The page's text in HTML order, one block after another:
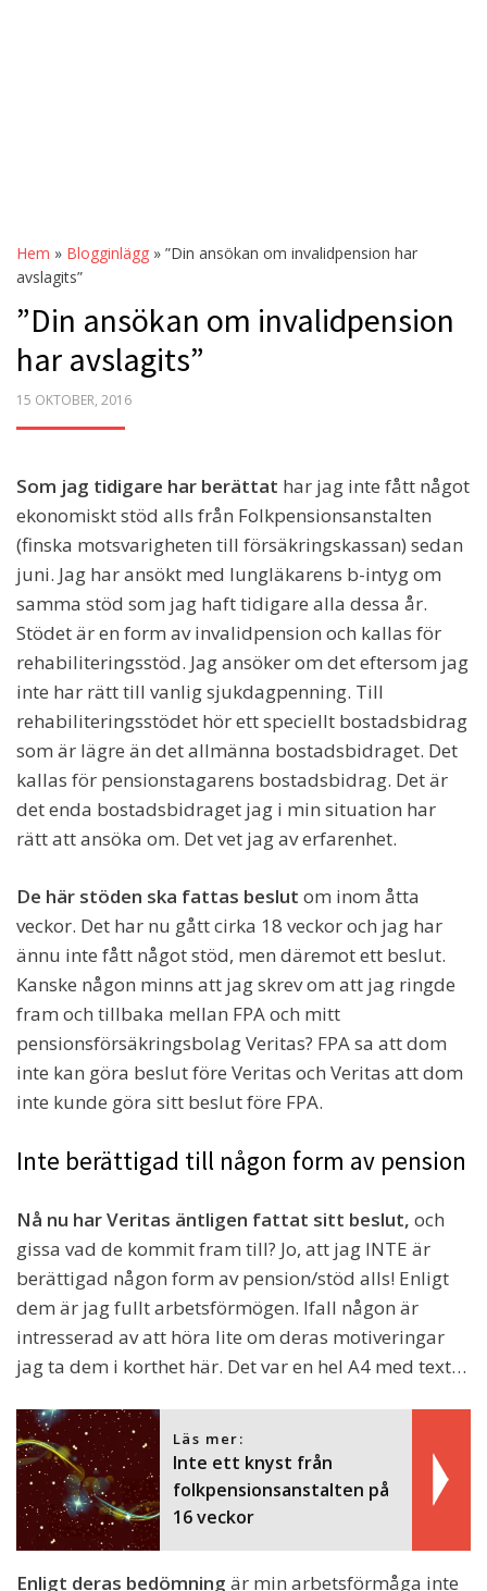
Hem » Blogginlägg » ”Din ansökan om invalidpension har
avslagits”
”Din ansökan om invalidpension
har avslagits”
POSTED
15 OKTOBER, 2016
Som jag tidigare har berättat har jag inte fått något
ekonomiskt stöd alls från Folkpensionsanstalten
(finska motsvarigheten till försäkringskassan) sedan
juni. Jag har ansökt med lungläkarens b-intyg om
samma stöd som jag haft tidigare alla dessa år.
Stödet är en form av invalidpension och kallas för
rehabiliteringsstöd. Jag ansöker om det eftersom jag
inte har rätt till vanlig sjukdagpenning. Till
rehabiliteringsstödet hör ett speciellt bostadsbidrag
som är lägre än det allmänna bostadsbidraget. Det
kallas för pensionstagarens bostadsbidrag. Det är
det enda bostadsbidraget jag i min situation har
rätt att ansöka om. Det vet jag av erfarenhet.
De här stöden ska fattas beslut om inom åtta
veckor. Det har nu gått cirka 18 veckor och jag har
ännu inte fått något stöd, men däremot ett beslut.
Kanske någon minns att jag skrev om att jag ringde
fram och tillbaka mellan FPA och mitt
pensionsförsäkringsbolag Veritas? FPA sa att dom
inte kan göra beslut före Veritas och Veritas att dom
inte kunde göra sitt beslut före FPA.
Inte berättigad till någon form av pension
Nå nu har Veritas äntligen fattat sitt beslut, och
gissa vad de kommit fram till? Jo, att jag INTE är
berättigad någon form av pension/stöd alls! Enligt
dem är jag fullt arbetsförmögen. Ifall någon är
intresserad av att höra lite om deras motiveringar
jag ta dem i korthet här. Det var en hel A4 med text…
Läs mer:
Inte ett knyst från
folkpensionsanstalten på
16 veckor
Enligt deras bedömning är min arbetsförmåga inte